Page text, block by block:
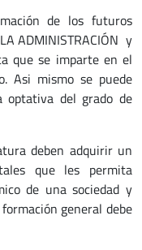
de los futuros
ADMINISTRACIÓN y
que se imparte en el
Asi mismo se puede
optativa del grado de
deben adquirir un
que les permita
de una sociedad y
general debe